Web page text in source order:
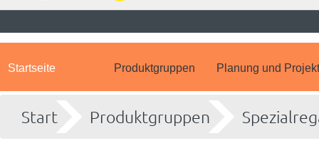
Startseite Produktgruppen Planung und
Start Produktgruppen